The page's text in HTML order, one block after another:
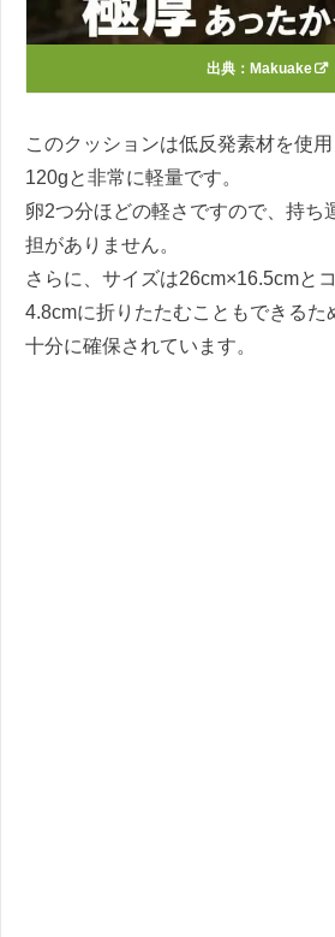
出典： Makuake
このクッションは低反発素材を使
120gと非常に軽量です。
卵2つ分ほどの軽さですので、持ち
担がありません。
さらに、サイズは26cm×16.5cmと
4.8cmに折りたたむこともできるた
十分に確保されています。